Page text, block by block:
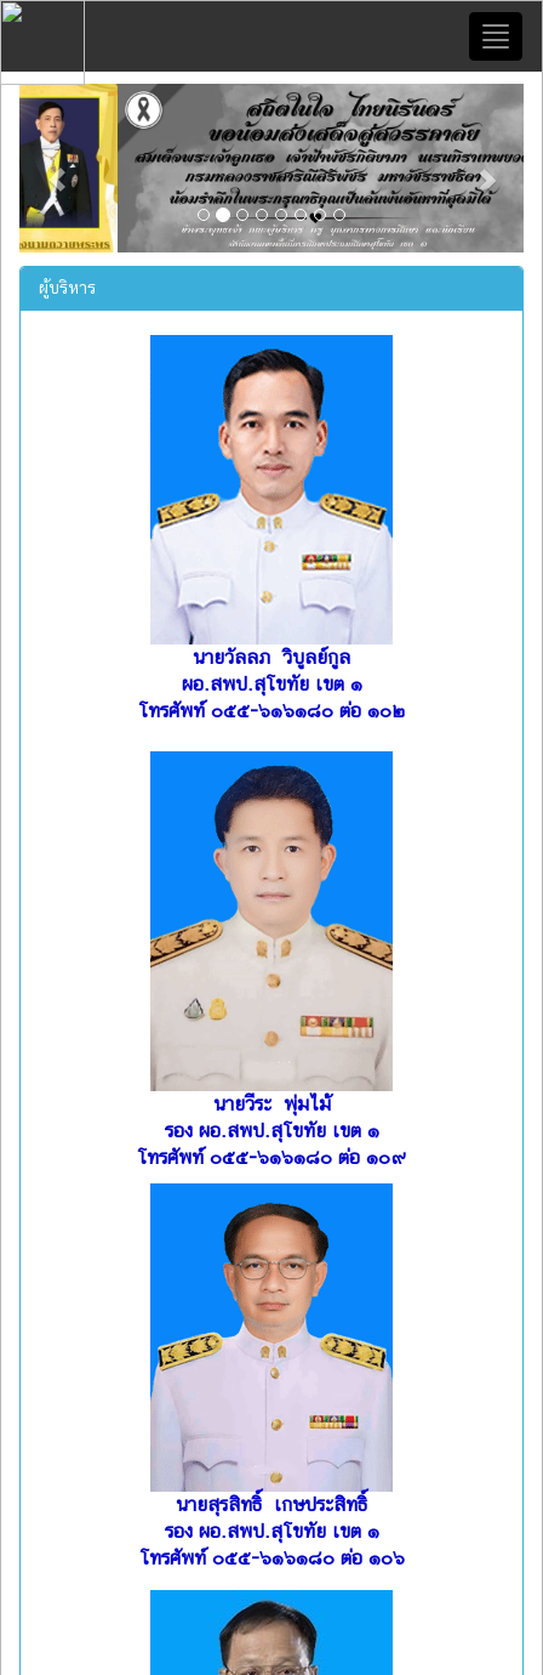
Previous Next
ผู้บริหาร
นายวัลลภ วิบูลย์กูล
ผอ.สพป.สุโขทัย เขต ๑
โทรศัพท์ ๐๕๕-๖๑๖๑๘๐ ต่อ ๑๐๒
นายวีระ พุ่มไม้
รอง ผอ.สพป.สุโขทัย เขต ๑
โทรศัพท์ ๐๕๕-๖๑๖๑๘๐ ต่อ ๑๐๙
นายสุรสิทธิ์ เกษประสิทธิ์
รอง ผอ.สพป.สุโขทัย เขต ๑
โทรศัพท์ ๐๕๕-๖๑๖๑๘๐ ต่อ ๑๐๖